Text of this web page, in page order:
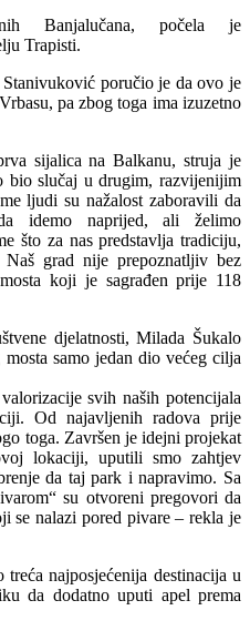
Banjalučana, počela je
Trapisti.
poručio je da ovo je
pa zbog toga ima izuzetno
sijalica na Balkanu, struja je
bio slučaj u drugim, razvijenijim
ljudi su nažalost zaboravili da
idemo naprijed, ali želimo
što za nas predstavlja tradiciju,
grad nije prepoznatljiv bez
koji je sagrađen prije 118
djelatnosti, Milada Šukalo
samo jedan dio većeg cilja
svih naših potencijala
Od najavljenih radova prije
toga. Završen je idejni projekat
lokaciji, uputili smo zahtjev
da taj park i napravimo. Sa
su otvoreni pregovori da
se nalazi pored pivare – rekla je
najposjećenija destinacija u
da dodatno uputi apel prema